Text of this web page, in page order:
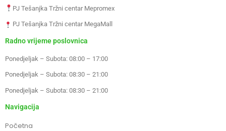
PJ Tešanjka Tržni centar Mepromex
PJ Tešanjka Tržni centar MegaMall
Radno vrijeme poslovnica
Ponedjeljak – Subota: 08:00 – 17:00
Ponedjeljak – Subota: 08:30 – 21:00
Ponedjeljak – Subota: 08:30 – 21:00
Navigacija
Početna